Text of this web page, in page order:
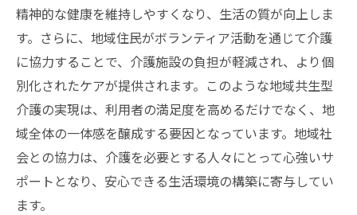
精神的な健康を維持しやすくなり、生活の質が向上しま
す。さらに、地域住民がボランティア活動を通じて介護
に協力することで、介護施設の負担が軽減され、より個
別化されたケアが提供されます。このような地域共生型
介護の実現は、利用者の満足度を高めるだけでなく、地
域全体の一体感を醸成する要因となっています。地域社
会との協力は、介護を必要とする人々にとって心強いサ
ポートとなり、安心できる生活環境の構築に寄与してい
ます。